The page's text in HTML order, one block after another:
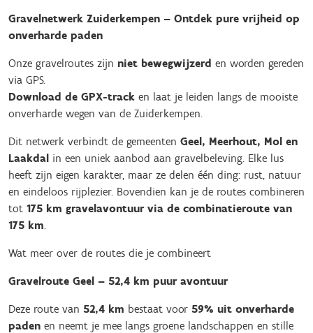
Gravelnetwerk Zuiderkempen – Ontdek pure vrijheid op
onverharde paden
Onze gravelroutes zijn niet bewegwijzerd en worden gereden
via GPS.
Download de GPX-track en laat je leiden langs de mooiste
onverharde wegen van de Zuiderkempen.
Dit netwerk verbindt de gemeenten Geel, Meerhout, Mol en
Laakdal in een uniek aanbod aan gravelbeleving. Elke lus
heeft zijn eigen karakter, maar ze delen één ding: rust, natuur
en eindeloos rijplezier. Bovendien kan je de routes combineren
tot 175 km gravelavontuur via de combinatieroute van
175 km.
Wat meer over de routes die je combineert
Gravelroute Geel – 52,4 km puur avontuur
Deze route van 52,4 km bestaat voor 59% uit onverharde
paden en neemt je mee langs groene landschappen en stille